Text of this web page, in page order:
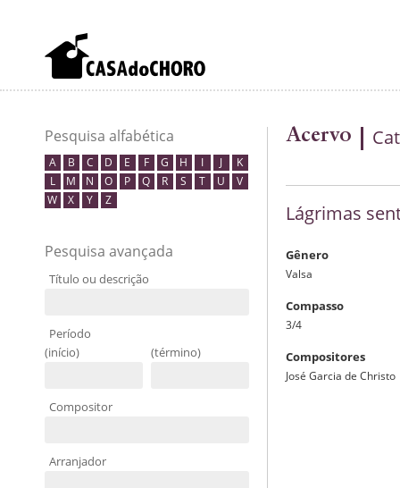
Pesquisa alfabética
A B C D E F G H I J
K
L
M N O P Q R S T U
V
W
X Y Z
Pesquisa avançada
Título ou descrição
Período
(início)
(término)
Compositor
Arranjador
Acervo
Lágrimas
Gênero
Valsa
Compasso
3/4
Compositores
José Garcia de Christo